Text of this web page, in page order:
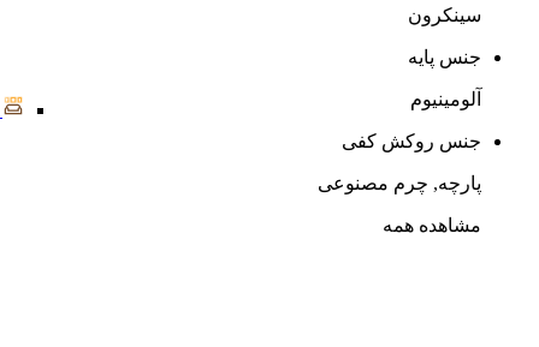
سینکرون
جنس پایه
آلومینیوم
جنس روکش کفی
پارچه, چرم مصنوعی
مشاهده همه